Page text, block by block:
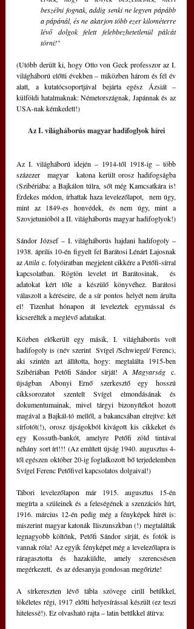
beszélni fognak, addig senki ne legyen pápább
a pápánál, és ne akarjon több ezer kilométerre
lévő dolgok felett felebbezhetetlenül pálcát
törni!"
(Utóbb derült ki, hogy Otto von Geck professzor az I.
világháború előtti években ‒ miközben három és fél év
alatt, a kutatócsoportjával bejárta egész Ázsiát ‒
külföldi hatalmaknak: Németországnak, Japánnak és az
USA-nak kémkedett!)
Az I. világháborús magyar hadifoglyok hírei
Az I. világháború idején ‒ 1914-től 1918-ig ‒ több
százezer  magyar  katona került orosz hadifogságba
(Szibériába: a Bajkálon túlra, sőt még Kamcsatkára is!
Érdekes módon, írhattak haza levelezőlapot,  nem úgy,
mint az 1849-es honvédek, és nem úgy, mint a
Szovjetunióból a II. világháborús magyar hadifoglyok!)
Sándor József ‒ I. világháborús hajdani hadifogoly ‒
1938. április 10-én figyelt fel Barátosi Lénárt Lajosnak
az Attila c. folyóiratban megjelent cikkére a Petőfi-sírral
kapcsolatban. Rögtön levelet írt Barátosinak,  és
adatokat kért tőle a készülő könyvéhez. Barátosi
válaszolt a kéréseire, de a sír pontos helyét nem árulta
el! Tizenhat hónapon át leveleztek egymással és
kicserélték a meglévő adataikat.
Közben előkerült egy másik, I. világháborús volt
hadifogoly is (név szerint  Svígel /Schwiegel/ Ferenc),
aki szintén azt állította, hogy: megtalálta 1915-ben
Szibériában Petőfi Sándor sírját! A Magyarság c.
újságban Abonyi Ernő szerkesztő egy hosszú
cikksorozatot szentelt Svígel elmondásának és
dokumentumainak, mivel tárgyi bizonyítékot hozott
magával a Bajkál-tó mellől, a bakancsában elrejtve: két
sírfotót(!), orosz újságokból kivágott kis cikkeket és
egy Kossuth-bankót, amelyre Petőfi zöld tintával
néhány sort írt!!! (Az említett újság 1940. augusztus 4-
től egészen október 20-ig foglalkozott bő terjedelemben
Svígel Ferenc Petőfivel kapcsolatos dolgaival!)
Tábori levelezőlapon már 1915. augusztus 15-én
megírta a szüleinek és a feleségének a szenzációs hírt,
1916. március 12-én pedig még a fényképek hírét is:
miszerint magyar katonák Iliszunszkban (!) megtalálták
legnagyobb költőnk, Petőfi Sándor sírját, és fotók is
vannak róla! Az egyik fényképet még a levelezőlapra is
ráragasztotta és hazaküldte, amely szerencsésen
megérkezett,  és az édesanyja gondosan megőrizte!
A sírkereszten lévő tábla szövege cirill betűkkel,
tökéletes régi, 1917 előtti helyesírással készült (ez teszi
hitelessé!). Ez olvasható rajta ‒ latin betűkkel átírva: